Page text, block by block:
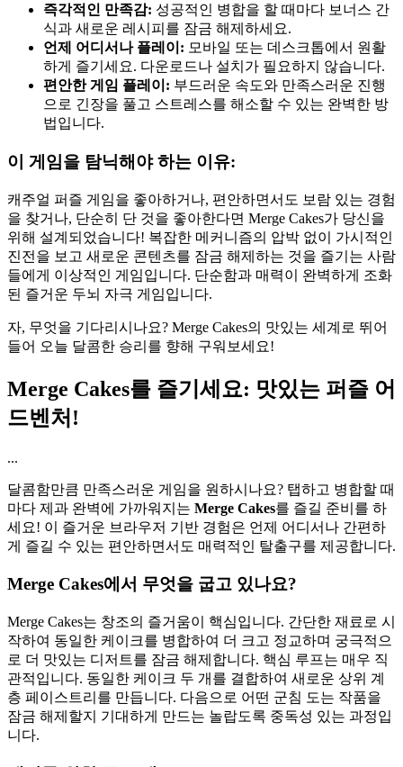
즉각적인 만족감: 성공적인 병합을 할 때마다 보너스 간
식과 새로운 레시피를 잠금 해제하세요.
언제 어디서나 플레이: 모바일 또는 데스크톱에서 원활
하게 즐기세요. 다운로드나 설치가 필요하지 않습니다.
편안한 게임 플레이: 부드러운 속도와 만족스러운 진행
으로 긴장을 풀고 스트레스를 해소할 수 있는 완벽한 방
법입니다.
이 게임을 탐닉해야 하는 이유:
캐주얼 퍼즐 게임을 좋아하거나, 편안하면서도 보람 있는 경험
을 찾거나, 단순히 단 것을 좋아한다면 Merge Cakes가 당신을
위해 설계되었습니다! 복잡한 메커니즘의 압박 없이 가시적인
진전을 보고 새로운 콘텐츠를 잠금 해제하는 것을 즐기는 사람
들에게 이상적인 게임입니다. 단순함과 매력이 완벽하게 조화
된 즐거운 두뇌 자극 게임입니다.
자, 무엇을 기다리시나요? Merge Cakes의 맛있는 세계로 뛰어
들어 오늘 달콤한 승리를 향해 구워보세요!
Merge Cakes를 즐기세요: 맛있는 퍼즐 어
드벤처!
...
달콤함만큼 만족스러운 게임을 원하시나요? 탭하고 병합할 때
마다 제과 완벽에 가까워지는 Merge Cakes를 즐길 준비를 하
세요! 이 즐거운 브라우저 기반 경험은 언제 어디서나 간편하
게 즐길 수 있는 편안하면서도 매력적인 탈출구를 제공합니다.
Merge Cakes에서 무엇을 굽고 있나요?
Merge Cakes는 창조의 즐거움이 핵심입니다. 간단한 재료로 시
작하여 동일한 케이크를 병합하여 더 크고 정교하며 궁극적으
로 더 맛있는 디저트를 잠금 해제합니다. 핵심 루프는 매우 직
관적입니다. 동일한 케이크 두 개를 결합하여 새로운 상위 계
층 페이스트리를 만듭니다. 다음으로 어떤 군침 도는 작품을
잠금 해제할지 기대하게 만드는 놀랍도록 중독성 있는 과정입
니다.